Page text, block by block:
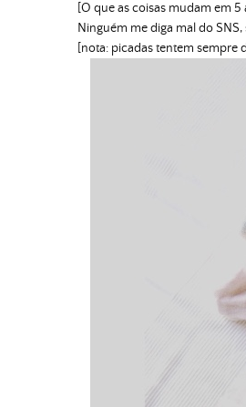
[O que as coisas mudam em 5
Ninguém me diga mal do SNS,
[nota: picadas tentem sempre